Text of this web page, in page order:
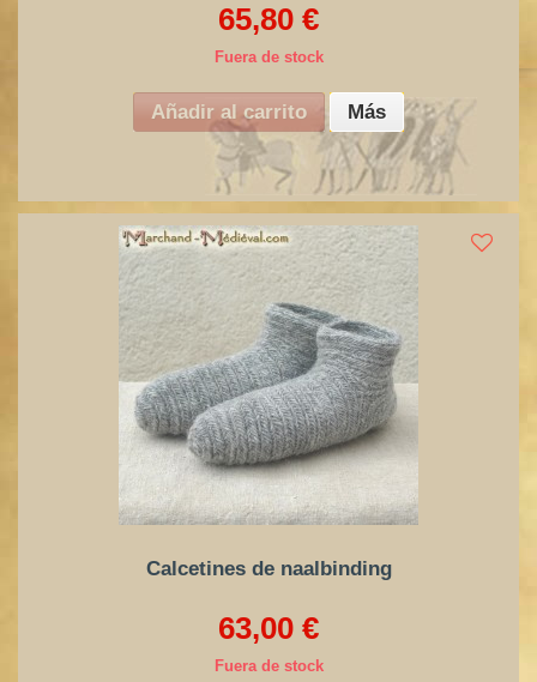
65,80 €
Fuera de stock
Añadir al carrito Más
Calcetines de naalbinding
63,00 €
Fuera de stock